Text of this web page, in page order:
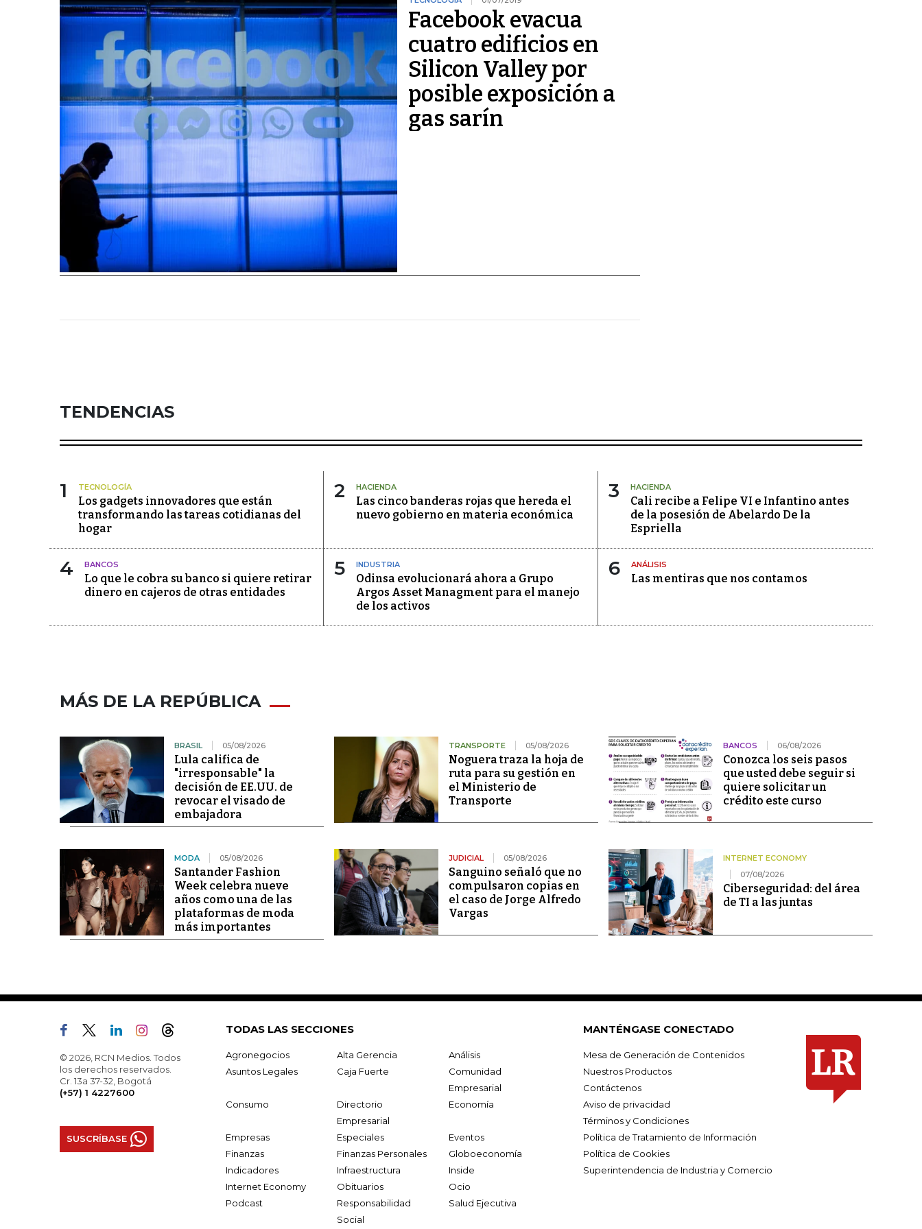
Facebook evacua
cuatro edificios en
Silicon Valley por
posible exposición a
gas sarín
TENDENCIAS
1 TECNOLOGÍA
Los gadgets innovadores que están
transformando las tareas cotidianas del
hogar
2 HACIENDA
Las cinco banderas rojas que hereda el
nuevo gobierno en materia económica
3 HACIENDA
Cali recibe a Felipe VI e Infantino antes
de la posesión de Abelardo De la
Espriella
4 BANCOS
Lo que le cobra su banco si quiere retirar
dinero en cajeros de otras entidades
5 INDUSTRIA
Odinsa evolucionará ahora a Grupo
Argos Asset Managment para el manejo
de los activos
6 ANÁLISIS
Las mentiras que nos contamos
MÁS DE LA REPÚBLICA
BRASIL 05/08/2026
Lula califica de
"irresponsable" la
decisión de EE.UU. de
revocar el visado de
embajadora
TRANSPORTE 05/08/2026
Noguera traza la hoja de
ruta para su gestión en
el Ministerio de
Transporte
BANCOS 06/08/2026
Conozca los seis pasos
que usted debe seguir si
quiere solicitar un
crédito este curso
MODA 05/08/2026
Santander Fashion
Week celebra nueve
años como una de las
plataformas de moda
más importantes
JUDICIAL 05/08/2026
Sanguino señaló que no
compulsaron copias en
el caso de Jorge Alfredo
Vargas
INTERNET ECONOMY
07/08/2026
Ciberseguridad: del área
de TI a las juntas
© 2026, RCN Medios. Todos
los derechos reservados.
Cr. 13a 37-32, Bogotá
(+57) 1 4227600
SUSCRÍBASE
TODAS LAS SECCIONES
Agronegocios Alta Gerencia
Análisis
Asuntos Legales
Caja Fuerte
Comunidad
Empresarial
Consumo
Directorio
Empresarial
Economía
Empresas Especiales
Eventos
Finanzas
Finanzas Personales
Globoeconomía
Indicadores
Infraestructura
Inside
Internet Economy
Obituarios
Ocio
Podcast
Responsabilidad
Social
Salud Ejecutiva
MANTÉNGASE CONECTADO
Mesa de Generación de Contenidos
Nuestros Productos
Contáctenos
Aviso de privacidad
Términos y Condiciones
Política de Tratamiento de Información
Política de Cookies
Superintendencia de Industria y Comercio